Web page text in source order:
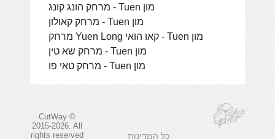
מרחק הונג קונג - Tuen מון
מרחק קאולון - Tuen מון
מרחק Yuen Long קאו הואי - Tuen מון
מרחק שא טין - Tuen מון
מרחק טאי פו - Tuen מון
CutWay ©
2015-2026. All
rights reserved
כל המדינות